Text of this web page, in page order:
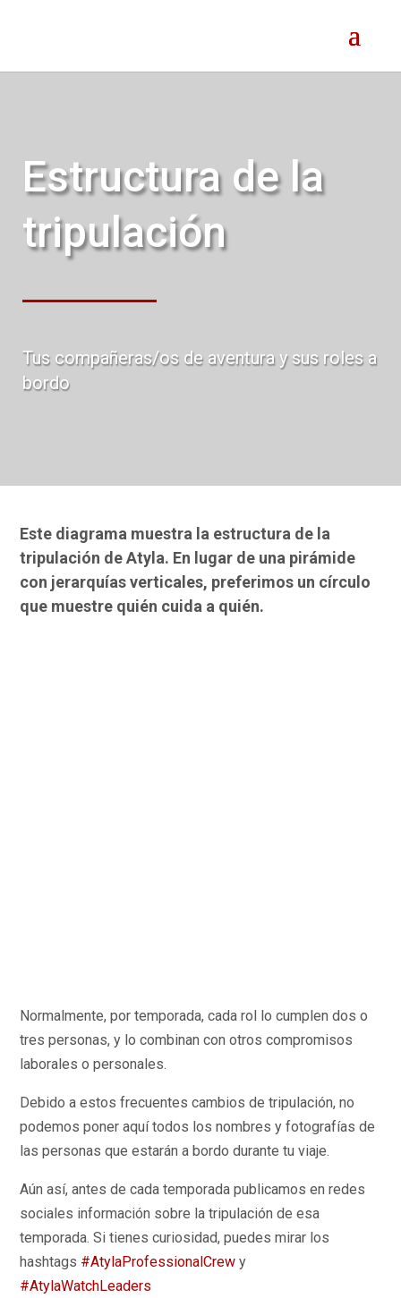
Estructura de la
tripulación
Tus compañeras/os de aventura y sus roles a
bordo
Este diagrama muestra la estructura de la
tripulación de Atyla. En lugar de una pirámide
con jerarquías verticales, preferimos un círculo
que muestre quién cuida a quién.
Normalmente, por temporada, cada rol lo cumplen dos o
tres personas, y lo combinan con otros compromisos
laborales o personales.
Debido a estos frecuentes cambios de tripulación, no
podemos poner aquí todos los nombres y fotografías de
las personas que estarán a bordo durante tu viaje.
Aún así, antes de cada temporada publicamos en redes
sociales información sobre la tripulación de esa
temporada. Si tienes curiosidad, puedes mirar los
hashtags #AtylaProfessionalCrew y
#AtylaWatchLeaders